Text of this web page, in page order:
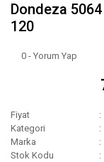
Dondeza
120
0 - Yorum Yap
Fiyat
Kategori
Marka
Stok Kodu